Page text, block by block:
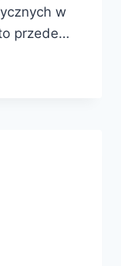
w
przede…